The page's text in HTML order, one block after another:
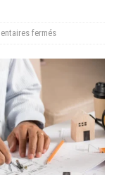
fermés